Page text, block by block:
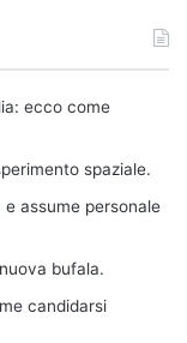
ecco come
spaziale.
assume personale
bufala.
candidarsi